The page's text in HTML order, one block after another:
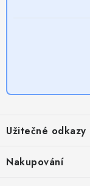
p
a
Užitečné odkazy
Nakupování